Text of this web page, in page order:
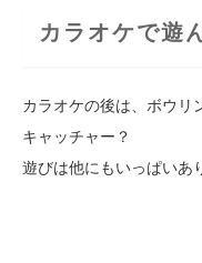
カラオケで遊
カラオケの後は、ボウリ
キャッチャー？
遊びは他にもいっぱいあ